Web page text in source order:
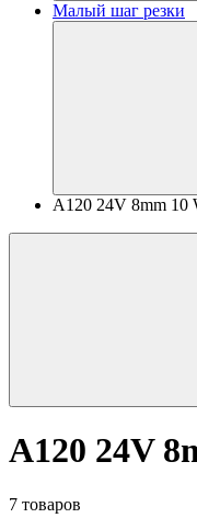
Малый шаг резки
A120 24V 8mm 10
A120 24V
7 товаров